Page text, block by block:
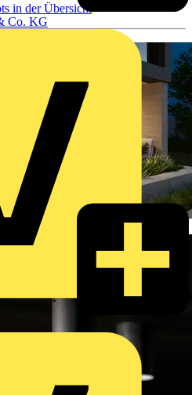
Co. KG
in der Übersicht